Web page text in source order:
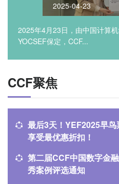
2025-04-23
2025年4月23日，由中国计算
YOCSEF保定，CCF...
CCF聚焦
最后3天！YEF2025早
享受最优惠折扣！
第二届CCF中国数字金
秀案例评选通知